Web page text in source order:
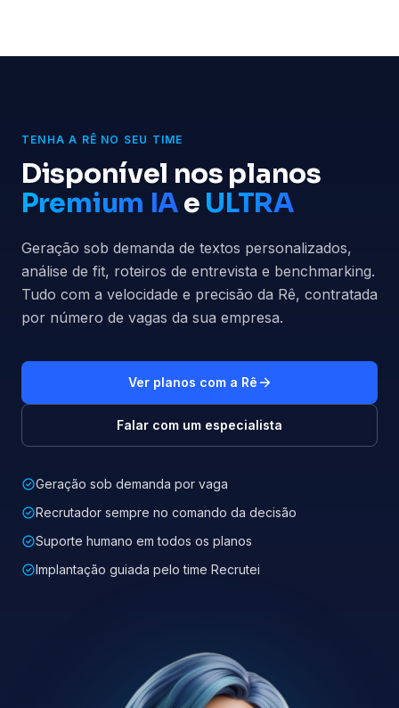
TENHA A RÊ NO SEU TIME
Disponível nos planos
Premium IAe ULTRA
Geração sob demanda de textos personalizados,
análise de fit, roteiros de entrevista e benchmarking.
Tudo com a velocidade e precisão da Rê, contratada
por número de vagas da sua empresa.
Ver planos com a Rê
Falar com um especialista
Geração sob demanda por vaga
Recrutador sempre no comando da decisão
Suporte humano em todos os planos
Implantação guiada pelo time Recrutei